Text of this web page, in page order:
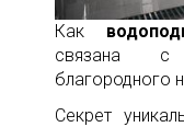
Как
связана с
благородного
Секрет